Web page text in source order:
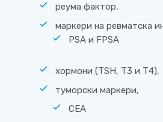
реума фактор,
маркери на ревматска
PSA и FPSA
хормони (TSH, Т3 и Т4),
туморски маркери,
СЕА